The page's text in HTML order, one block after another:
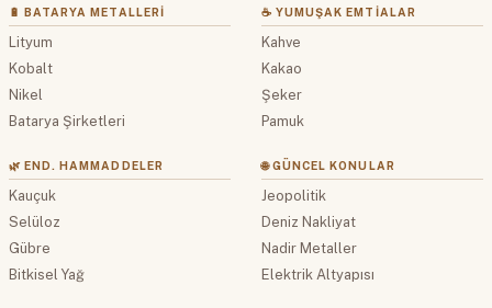
🔋 BATARYA METALLERI
Lityum
Kobalt
Nikel
Batarya Şirketleri
☕ YUMUŞAK EMTIALAR
Kahve
Kakao
Şeker
Pamuk
🌿 END. HAMMADDELER
Kauçuk
Selüloz
Gübre
Bitkisel Yağ
🌐 GÜNCEL KONULAR
Jeopolitik
Deniz Nakliyat
Nadir Metaller
Elektrik Altyapısı